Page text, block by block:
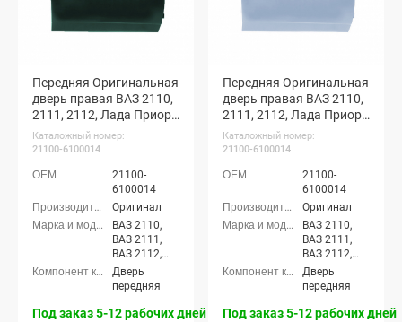
Передняя Оригинальная
дверь правая ВАЗ 2110,
2111, 2112, Лада Приора
(Сочи 360)
Каталожный номер:
21100-6100014
21100-
6100014
Оригинал
ВАЗ 2110,
ВАЗ 2111,
ВАЗ 2112,
Лада
Приора
2170), Лада
Дверь
передняя
Под заказ 5-12 рабочих дней
Передняя Оригинальная
дверь правая ВАЗ 2110,
2111, 2112, Лада Приора
(Снежная королева 690)
Каталожный номер:
21100-6100014
21100-
6100014
Оригинал
ВАЗ 2110,
ВАЗ 2111,
ВАЗ 2112,
Лада
Приора
2170), Лада
Дверь
передняя
Под заказ 5-12 рабочих дней